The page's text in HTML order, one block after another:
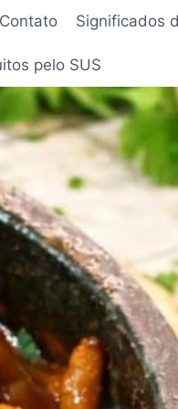
Contato Significados
pelo SUS